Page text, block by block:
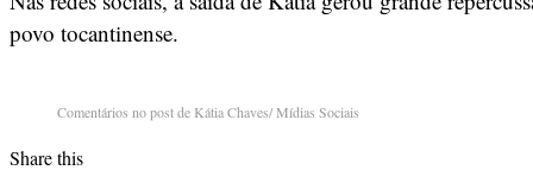
povo tocantinense.
Comentários no post de Kátia Chaves/ Mídias Sociais
Share this